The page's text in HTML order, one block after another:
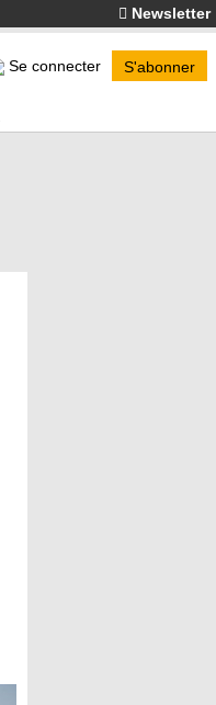
Newsletter
Se connecter S'abonner